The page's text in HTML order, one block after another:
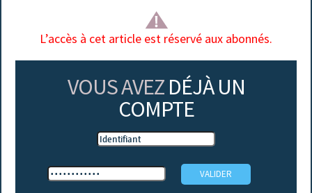
L’accès à cet article est réservé aux abonnés.
VOUS AVEZ DÉJÀ UN
COMPTE